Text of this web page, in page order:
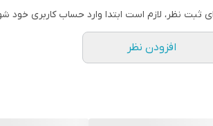
ثبت نظر، لازم است ابتدا وارد حساب کاربری خود
افزودن نظر